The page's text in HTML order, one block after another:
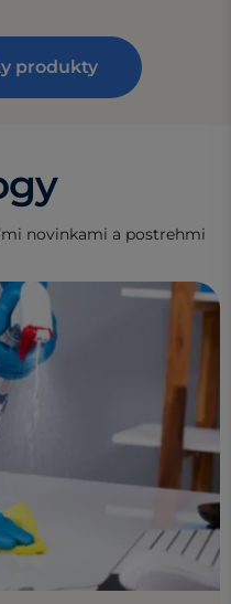
produkty
novinkami a postrehmi